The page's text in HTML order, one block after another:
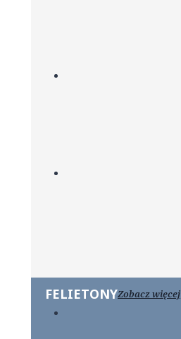
FELIETONYZobacz więcej